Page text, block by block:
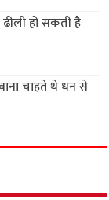
हो सकती है
चाहते थे धन से